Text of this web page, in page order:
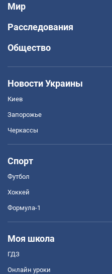
Мир
Расследования
Общество
Новости Украины
Киев
Запорожье
Черкассы
Спорт
Футбол
Хоккей
Формула-1
Моя школа
ГДЗ
Онлайн уроки